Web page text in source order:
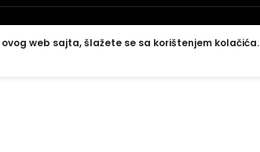
web sajta, šlažete se sa korištenjem kolačića.